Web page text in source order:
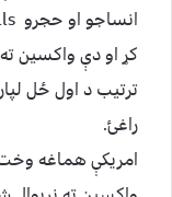
ترتیب د اول ځل
راغئ.
امریکې هماغه وخت